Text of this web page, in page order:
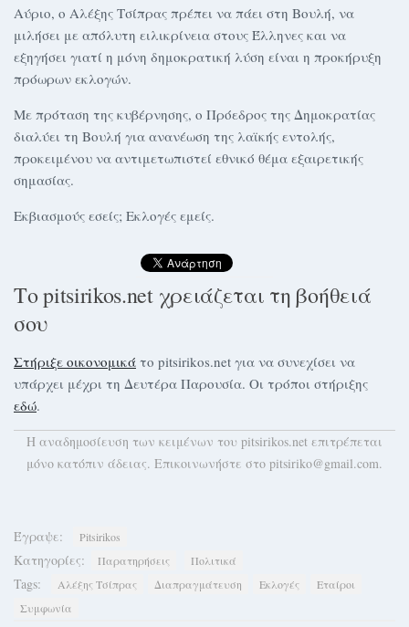
Αύριο, ο Αλέξης Τσίπρας πρέπει να πάει στη Βουλή, να
μιλήσει με απόλυτη ειλικρίνεια στους Έλληνες και να
εξηγήσει γιατί η μόνη δημοκρατική λύση είναι η προκήρυξη
πρόωρων εκλογών.
Με πρόταση της κυβέρνησης, ο Πρόεδρος της Δημοκρατίας
διαλύει τη Βουλή για ανανέωση της λαϊκής εντολής,
προκειμένου να αντιμετωπιστεί εθνικό θέμα εξαιρετικής
σημασίας.
Εκβιασμούς εσείς; Εκλογές εμείς.
Το pitsirikos.net χρειάζεται τη βοήθειά
σου
Στήριξε οικονομικά το pitsirikos.net για να συνεχίσει να
υπάρχει μέχρι τη Δευτέρα Παρουσία. Οι τρόποι στήριξης
εδώ.
H αναδημοσίευση των κειμένων του pitsirikos.net επιτρέπεται
μόνο κατόπιν άδειας. Επικοινωνήστε στο pitsiriko@gmail.com.
Έγραψε: Pitsirikos
Κατηγορίες: Παρατηρήσεις Πολιτικά
Tags: Αλέξης Τσίπρας Διαπραγμάτευση Εκλογές
Εταίροι
Συμφωνία